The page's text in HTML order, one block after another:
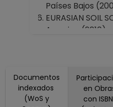
Unidad Morelia,
Coordinación de
Países Bajos
EURASIAN SOIL
America (2010)
JOURNAL,
GEOCHIMICA ET
Documentos
indexados
(WoS y
en
con ISBN